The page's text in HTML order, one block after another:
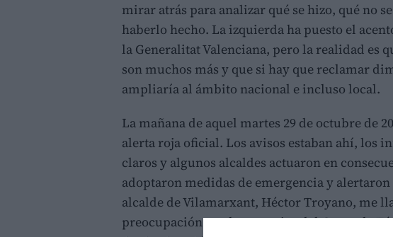
mirar atrás para analizar qué se hizo, qué no
haberlo hecho. La izquierda ha puesto el
la Generalitat Valenciana, pero la realidad es
son muchos más y que si hay que reclamar
ampliaría al ámbito nacional e incluso local.
La mañana de aquel martes 29 de octubre de
alerta roja oficial. Los avisos estaban ahí, los
claros y algunos alcaldes actuaron en
adoptaron medidas de emergencia y
alcalde de Vilamarxant, Héctor Troyano, me
preocupación por los premios del Camp de